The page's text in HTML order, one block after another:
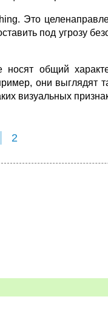
Это
под угрозу
общий
они выглядят
визуальных
2